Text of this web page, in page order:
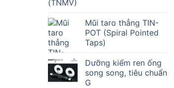
Mũi taro thẳng TIN-
POT (Spiral Pointed
Taps)
Dưỡng kiểm ren ống
song song, tiêu chuẩn
G